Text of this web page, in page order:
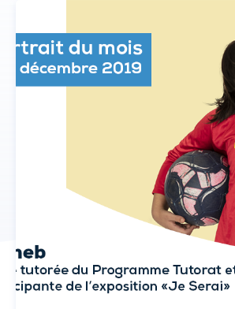
Donateurs
ACTUALITÉS
CONTACT
NOUS SOUTENIR